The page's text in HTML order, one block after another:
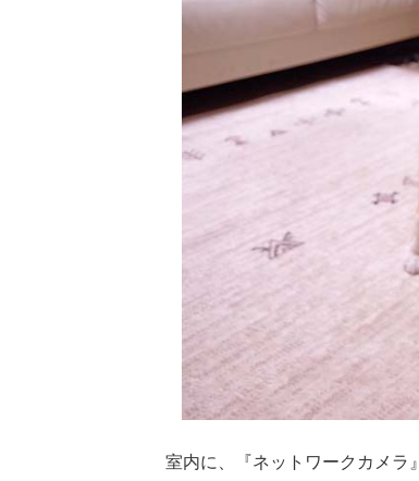
室内に、『ネットワークカメラ